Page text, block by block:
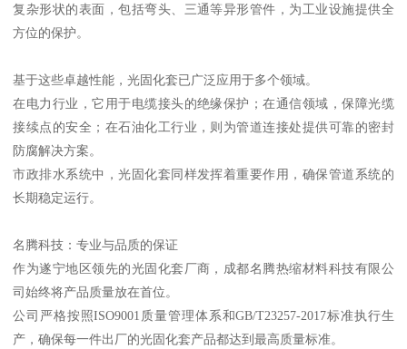
复杂形状的表面，包括弯头、三通等异形管件，为工业设施提供全
方位的保护。
基于这些卓越性能，光固化套已广泛应用于多个领域。
在电力行业，它用于电缆接头的绝缘保护；在通信领域，保障光缆
接续点的安全；在石油化工行业，则为管道连接处提供可靠的密封
防腐解决方案。
市政排水系统中，光固化套同样发挥着重要作用，确保管道系统的
长期稳定运行。
名腾科技：专业与品质的保证
作为遂宁地区领先的光固化套厂商，成都名腾热缩材料科技有限公
司始终将产品质量放在首位。
公司严格按照ISO9001质量管理体系和GB/T23257-2017标准执行生
产，确保每一件出厂的光固化套产品都达到最高质量标准。